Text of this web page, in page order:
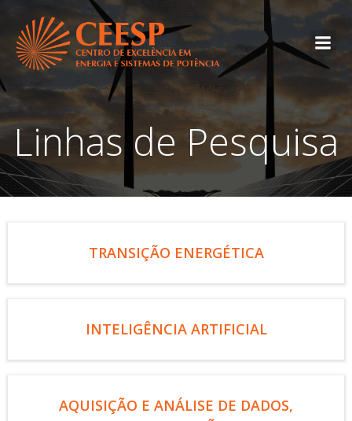
Linhas de Pesquisa
TRANSIÇÃO ENERGÉTICA
INTELIGÊNCIA ARTIFICIAL
AQUISIÇÃO E ANÁLISE DE DADOS,